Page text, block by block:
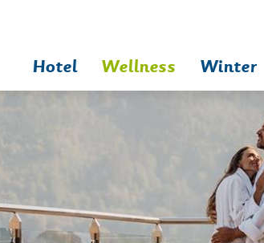
Hotel Wellness Winter